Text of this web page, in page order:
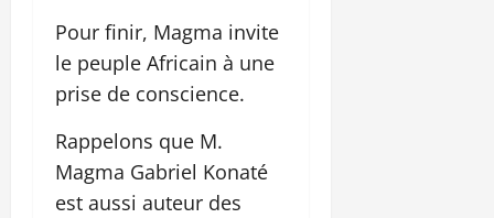
Pour finir, Magma invite
le peuple Africain à une
prise de conscience.
Rappelons que M.
Magma Gabriel Konaté
est aussi auteur des